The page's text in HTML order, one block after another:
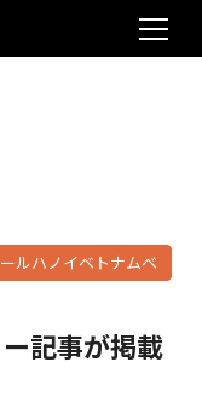
ルハノイベトナムベ
記事が掲載